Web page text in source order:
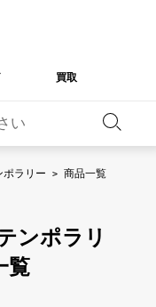
買取
ウブロ
Breguet
ブレゲ
リー
ジュエリー
ダブルトップ
NOMBRE
ータクロア
ブリン
ポラリー > 商品一覧
ンポラリ
覧